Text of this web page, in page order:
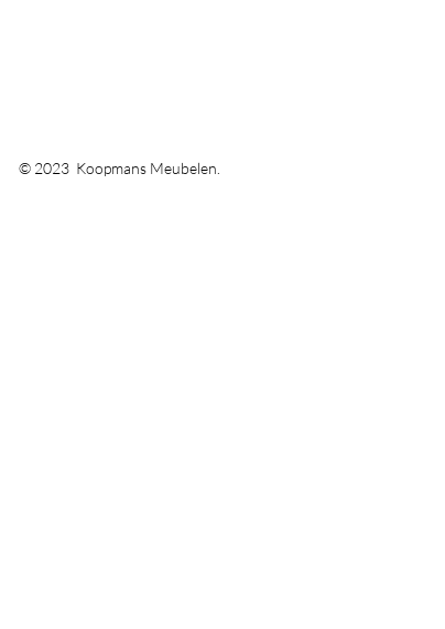
© 2023 Koopmans Meubelen.